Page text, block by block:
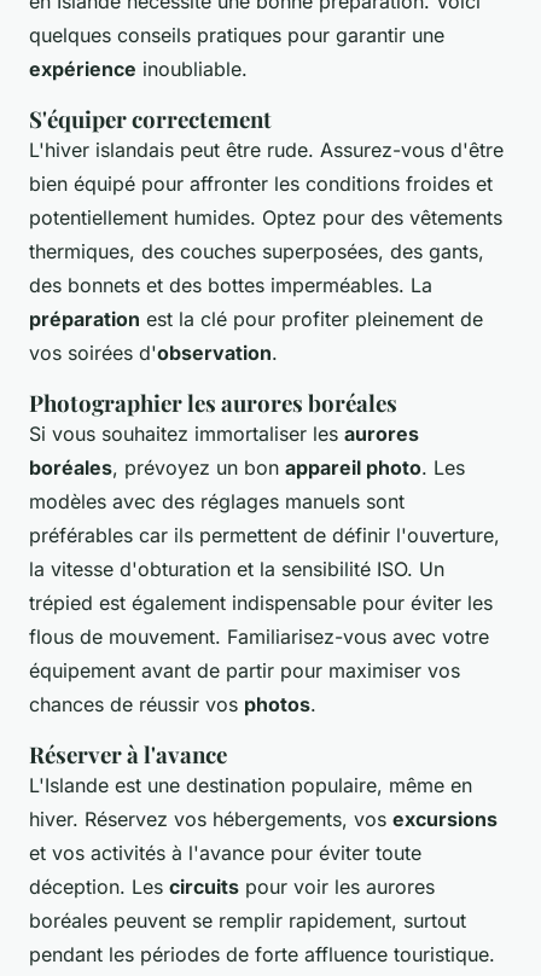
quelques conseils pratiques pour garantir une
expérience inoubliable.
S'équiper correctement
L'hiver islandais peut être rude. Assurez-vous d'être
bien équipé pour affronter les conditions froides et
potentiellement humides. Optez pour des vêtements
thermiques, des couches superposées, des gants,
des bonnets et des bottes imperméables. La
préparation est la clé pour profiter pleinement de
vos soirées d'observation.
Photographier les aurores boréales
Si vous souhaitez immortaliser les aurores
boréales, prévoyez un bon appareil photo. Les
modèles avec des réglages manuels sont
préférables car ils permettent de définir l'ouverture,
la vitesse d'obturation et la sensibilité ISO. Un
trépied est également indispensable pour éviter les
flous de mouvement. Familiarisez-vous avec votre
équipement avant de partir pour maximiser vos
chances de réussir vos photos.
Réserver à l'avance
L'Islande est une destination populaire, même en
hiver. Réservez vos hébergements, vos excursions
et vos activités à l'avance pour éviter toute
déception. Les circuits pour voir les aurores
boréales peuvent se remplir rapidement, surtout
pendant les périodes de forte affluence touristique.